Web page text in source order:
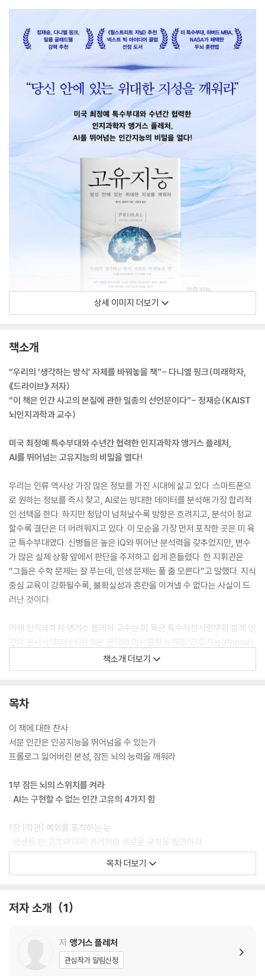
상세 이미지 더보기
책소개
“우리의 ‘생각하는 방식’ 자체를 바꿔놓을 책”- 다니엘 핑크(미래학자,
《드라이브》 저자)
“이 책은 인간 사고의 본질에 관한 일종의 선언문이다”- 정재승(KAIST
뇌인지과학과 교수)
미국 최정예 특수부대와 수년간 협력한 인지과학자 앵거스 플레처,
AI를 뛰어넘는 고유지능의 비밀을 열다!
우리는 인류 역사상 가장 많은 정보를 가진 시대에 살고 있다. 스마트폰으
로 원하는 정보를 즉시 찾고, AI로는 방대한 데이터를 분석해 가장 합리적
인 선택을 한다. 하지만 정답이 넘쳐날수록 방향은 흐려지고, 분석이 정교
할수록 결단은 더 어려워지고 있다. 이 모순을 가장 먼저 포착한 곳은 미 육
군 특수부대였다. 신병들은 높은 IQ와 뛰어난 분석력을 갖추었지만, 변수
가 많은 실제 상황 앞에서 판단을 주저하고 쉽게 흔들렸다. 한 지휘관은
“그들은 수학 문제는 잘 푸는데, 인생 문제는 풀 줄 모른다”고 말했다. 지식
중심 교육이 강화될수록, 불확실성과 혼란을 이겨낼 수 없다는 사실이 드
러난 것이다.
이에 인지과학자 앵거스 플레처 교수는 미 육군 특수작전사령부와 함께 인
간이 원시시대부터 사용해온 본래의 의사결정 능력인 ‘고유지능(Primal I
ntelligence)’을 복원하는 훈련을 개발한다. 그 결과, 특수부대원들은 시
간 압박·혼란·위기 상황에서 더 민첩하고 효과적으로 판단하는 능력을 보
리더, 교사와 아이들에 이르기까지 혁신, 회복탄력성, 의사결정, 소통, 리
023년 미 육군으로부터 “획기적이다”라는 평가와 함께 표창 훈장을 수상
했다.
의 네 가지 능력인 직관, 상상력, 감정, 상식을 깨우는 방법을 최초 공개한
다. 지금, 당신 안에 잠든 고유지능을 다시 작동시켜라. 정답보다 중요한 것
이다.
책소개 더보기
목차
이 책에 대한 찬사
서문 인간은 인공지능을 뛰어넘을 수 있는가
프롤로그 잃어버린 본성, 잠든 뇌의 능력을 깨워라
1부 잠든 뇌의 스위치를 켜라
: AI는 구현할 수 없는 인간 고유의 4가지 힘
1장 [직관] 예외를 포착하는 눈
: 빈센트 반 고흐와 마리 퀴리처럼 새로운 규칙을 발견하라
직관은 규칙의 틈새에서 시작된다 | 잡음 속에서 규칙을 찾아내라 | 진실은
언제나 예외에 숨어 있다 | 아이처럼 모든 것을 새롭게 보라 | 이야기 속에
2장 [상상력] 존재하지 않는 것을 보는 힘
보이지 않는 것을 보는 순간, 미래가 열린다 | 이야기는 모든 상상의 시작
이다 | ‘왜’와 ‘만약에’를 잇는 순간, 가능성은 무한해진다 | 좋은 계획은 하
나의 정상으로 가는 무한한 길에서 나온다 | 베토벤처럼 작곡하고, 요원처
목차 더보기
저자 소개 1
저 앵거스 플레처
관심작가 알림신청